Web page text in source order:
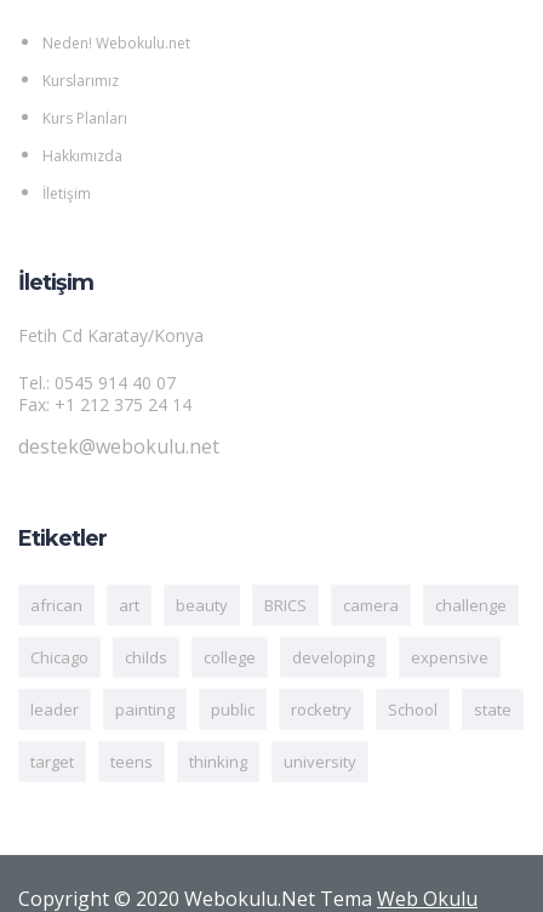
Neden! Webokulu.net
Kurslarımız
Kurs Planları
Hakkımızda
İletişim
İletişim
Fetih Cd Karatay/Konya
Tel.: 0545 914 40 07
Fax: +1 212 375 24 14
destek@webokulu.net
Etiketler
african art beauty BRICS camera challenge
Chicago childs college developing expensive
leader painting public rocketry School state
target teens thinking university
Copyright © 2020 Webokulu.Net Tema Web Okulu